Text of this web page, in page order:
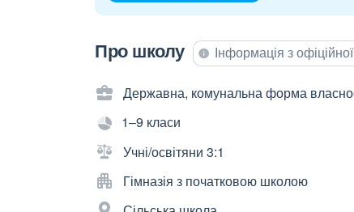
Про школу Інформація з
Державна, комунальна форма
1–9 класи
Учні/освітяни 3:1
Гімназія з початковою школою